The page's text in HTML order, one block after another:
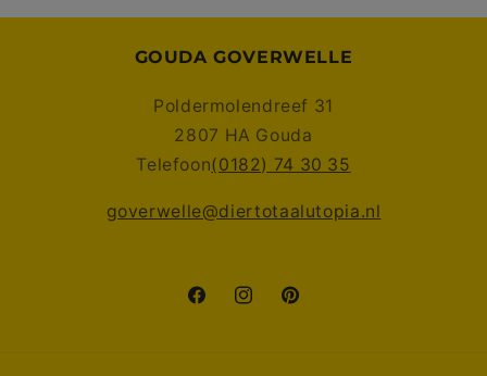
GOUDA GOVERWELLE
Poldermolendreef 31
2807 HA Gouda
Telefoon(0182) 74 30 35
goverwelle@diertotaalutopia.nl
FacebookInstagramPinterest